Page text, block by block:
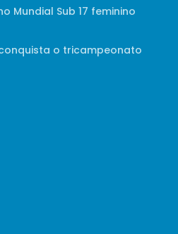
Mundial Sub 17 feminino
o tricampeonato